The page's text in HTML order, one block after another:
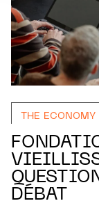
THE ECONOMY
DÉBAT